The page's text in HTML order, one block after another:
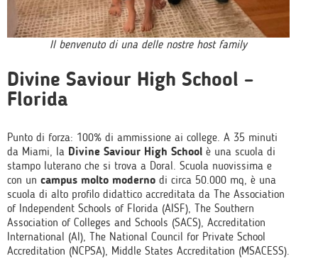
Il benvenuto di una delle nostre host family
Divine Saviour High School –
Florida
Punto di forza: 100% di ammissione ai college. A 35 minuti
da Miami, la Divine Saviour High School è una scuola di
stampo luterano che si trova a Doral. Scuola nuovissima e
con un campus molto moderno di circa 50.000 mq, è una
scuola di alto profilo didattico accreditata da The Association
of Independent Schools of Florida (AISF), The Southern
Association of Colleges and Schools (SACS), Accreditation
International (AI), The National Council for Private School
Accreditation (NCPSA), Middle States Accreditation (MSACESS).